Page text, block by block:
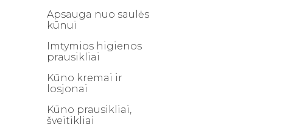
Apsauga nuo saulės
kūnui
Imtymios higienos
prausikliai
Kūno kremai ir
losjonai
Kūno prausikliai,
šveitikliai